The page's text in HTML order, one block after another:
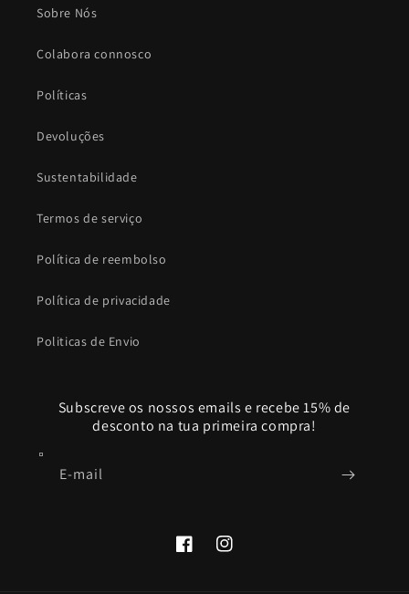
Sobre Nós
Colabora connosco
Políticas
Devoluções
Sustentabilidade
Termos de serviço
Política de reembolso
Política de privacidade
Politicas de Envio
Subscreve os nossos emails e recebe 15% de
desconto na tua primeira compra!
E-mail
FacebookInstagram